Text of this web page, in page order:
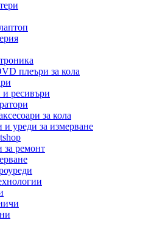
плеъри за кола
ресивъри
за кола
уреди за измерване
за ремонт